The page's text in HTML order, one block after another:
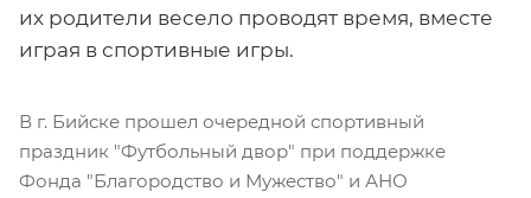
их родители весело проводят время, вместе
играя в спортивные игры.
В г. Бийске прошел очередной спортивный
праздник "Футбольный двор" при поддержке
Фонда "Благородство и Мужество" и АНО